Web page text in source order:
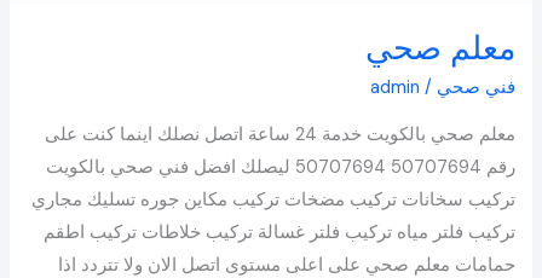
معلم صحي
فني صحي /
admin
معلم صحي بالكويت خدمة 24 ساعة اتصل نصلك اينما كنت على
رقم 50707694 50707694 ليصلك افضل فني صحي بالكويت
تركيب سخانات تركيب مضخات تركيب مكاين جوره تسليك مجاري
تركيب فلتر مياه تركيب فلتر غسالة تركيب خلاطات تركيب اطقم
حمامات معلم صحي على اعلى مستوى اتصل الان ولا تتردد اذا
معلم